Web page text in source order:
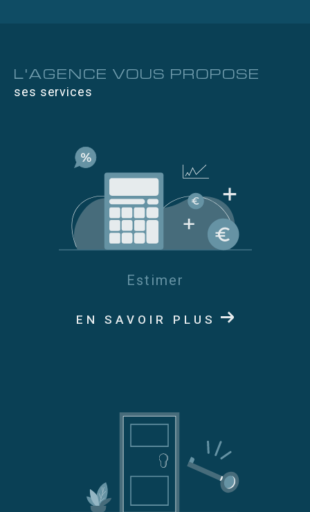
Nous vous proposons la garantie des loyers impayés
pour votre sécurité
La garantie des loyers c'est votre sécurité !
w.nice-ouest-immobilier.com/location/1
A l'écoute et disponible Cette agence à taille humaine
saura vous séduire .
L'AGENCE VOUS PROPOSE
ses services
Estimer
EN SAVOIR PLUS